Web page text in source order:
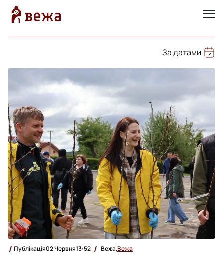
За датами
Публікація02 Червня13:52 Вежа,Вежа